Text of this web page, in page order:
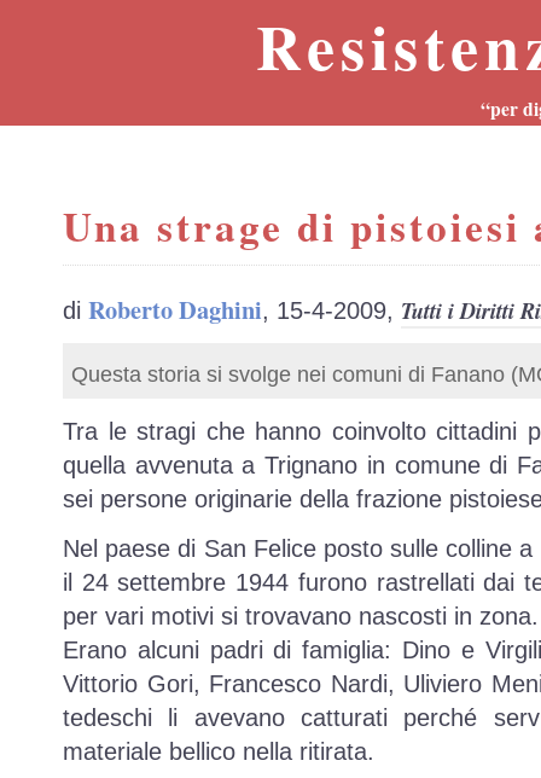
“per
Una strage di pistoiesi
di Roberto Daghini, 15-4-2009, Tutti i Diritti
Questa storia si svolge nei comuni di Fanano
Tra le stragi che hanno coinvolto cittadini
quella avvenuta a Trignano in comune di
sei persone originarie della frazione
Nel paese di San Felice posto sulle colline
il 24 settembre 1944 furono rastrellati dai
per vari motivi si trovavano nascosti in zona.
Erano alcuni padri di famiglia: Dino e
Vittorio Gori, Francesco Nardi, Uliviero
tedeschi li avevano catturati perché
materiale bellico nella ritirata.